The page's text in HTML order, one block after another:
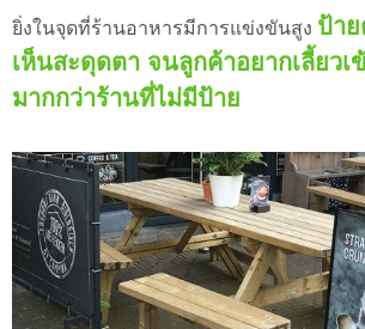
ยิ่งในจุดที่ร้านอาหารมีการแข่งขันสูง ป้า
เห็นสะดุดตา จนลูกค้าอยากเลี้ยวเ
มากกว่าร้านที่ไม่มีป้าย